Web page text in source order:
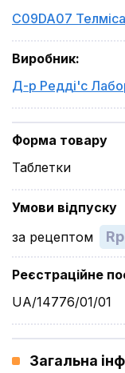
C09DA07
Виробник:
Д-р Редді'с
Форма товару
Таблетки
Умови відпуску
за рецептом
Rp
Реєстраційне
UA/14776/01/01
Загальна